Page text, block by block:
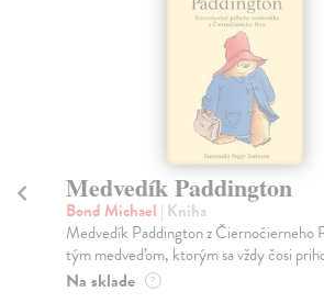
Medvedík Paddington
Bond Michael | Kniha
Medvedík Paddington z Čiernočierneho
tým medveďom, ktorým sa vždy čosi
Na sklade ?